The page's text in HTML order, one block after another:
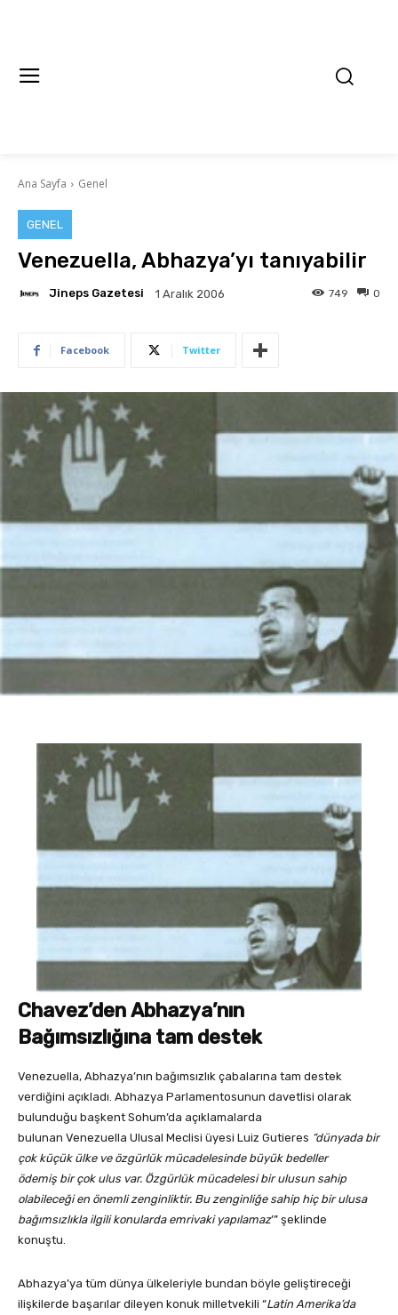
Ana Sayfa Genel
GENEL
Venezuella, Abhazya’yı tanıyabilir
Jineps Gazetesi 1 Aralık 2006 0
749
Facebook Twitter
Chavez’den Abhazya’nın
Bağımsızlığına tam destek
Venezuella, Abhazya’nın bağımsızlık çabalarına tam destek
verdiğini açıkladı. Abhazya Parlamentosunun davetlisi olarak
bulunduğu başkent Sohum’da açıklamalarda
bulunan Venezuella Ulusal Meclisi üyesi Luiz Gutieres “dünyada bir
çok küçük ülke ve özgürlük mücadelesinde büyük bedeller
ödemiş bir çok ulus var. Özgürlük mücadelesi bir ulusun sahip
olabileceği en önemli zenginliktir. Bu zenginliğe sahip hiç bir ulusa
bağımsızlıkla ilgili konularda emrivaki yapılamaz’” şeklinde
konuştu.
Abhazya’ya tüm dünya ülkeleriyle bundan böyle geliştireceği
ilişkilerde başarılar dileyen konuk milletvekili “Latin Amerika’da